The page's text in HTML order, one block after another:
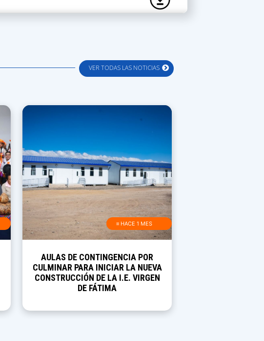
VER TODAS LAS NOTICIAS
≡ HACE 1 MES
AULAS DE CONTINGENCIA POR
CULMINAR PARA INICIAR LA NUEVA
CONSTRUCCIÓN DE LA I.E. VIRGEN
DE FÁTIMA